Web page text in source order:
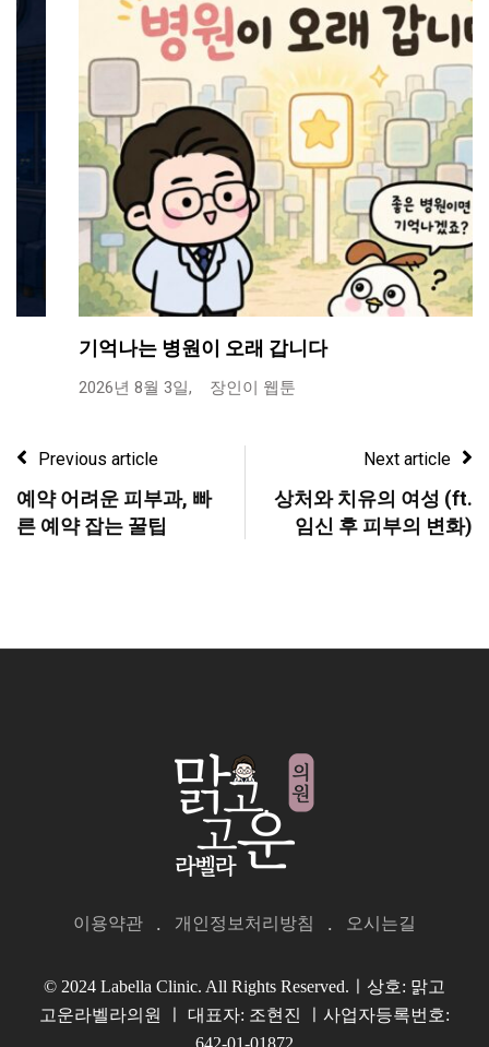
기억나는 병원이 오래 갑니다
2026년 8월 3일, 장인이 웹툰
Previous article
예약 어려운 피부과, 빠
른 예약 잡는 꿀팁
Next article
상처와 치유의 여성 (ft.
임신 후 피부의 변화)
이용약관 개인정보처리방침 오시는길
© 2024 Labella Clinic. All Rights Reserved.ㅣ상호: 맑고
고운라벨라의원 ㅣ 대표자: 조현진 ㅣ사업자등록번호:
642-01-01872